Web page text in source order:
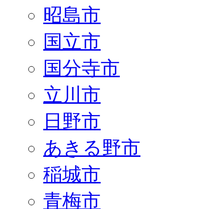
昭島市
国立市
国分寺市
立川市
日野市
あきる野市
稲城市
青梅市